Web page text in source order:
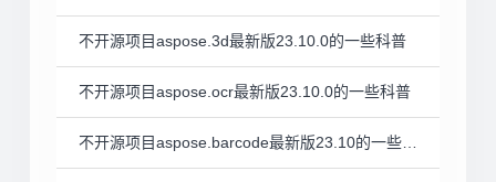
不开源项目aspose.3d最新版23.10.0的一些科普
不开源项目aspose.ocr最新版23.10.0的一些科普